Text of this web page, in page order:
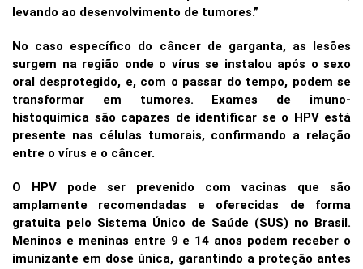
levando ao desenvolvimento de tumores.”
No caso específico do câncer de garganta, as lesões
surgem na região onde o vírus se instalou após o sexo
oral desprotegido, e, com o passar do tempo, podem se
transformar em tumores. Exames de imuno-
histoquímica são capazes de identificar se o HPV está
presente nas células tumorais, confirmando a relação
entre o vírus e o câncer.
O HPV pode ser prevenido com vacinas que são
amplamente recomendadas e oferecidas de forma
gratuita pelo Sistema Único de Saúde (SUS) no Brasil.
Meninos e meninas entre 9 e 14 anos podem receber o
imunizante em dose única, garantindo a proteção antes